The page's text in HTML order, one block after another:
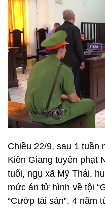
Chiều 22/9, sau 1 tuần
Kiên Giang tuyên phạt
tuổi, ngụ xã Mỹ Thái,
mức án tử hình về tội
“Cướp tài sản”, 4 năm